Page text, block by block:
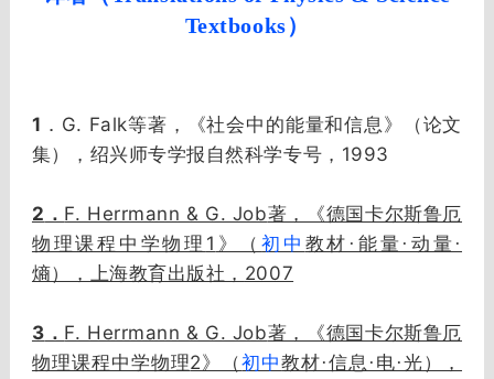
Textbooks）
1 ． G. Falk等著，《社会中的能量和信息》（论文
集），绍兴师专学报自然科学专号， 1993
2 ． F. Herrmann & G. Job著，《德国卡尔斯鲁厄
物理课程中学物理 1 》（初中 教材·能量·动量·
熵），上海教育出版社， 2007
3 ． F. Herrmann & G. Job著，《德国卡尔斯鲁厄
物理课程中学物理2》（初中教材·信息·电·光），